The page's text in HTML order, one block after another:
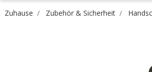
Zuhause Zubehör & Sicherheit